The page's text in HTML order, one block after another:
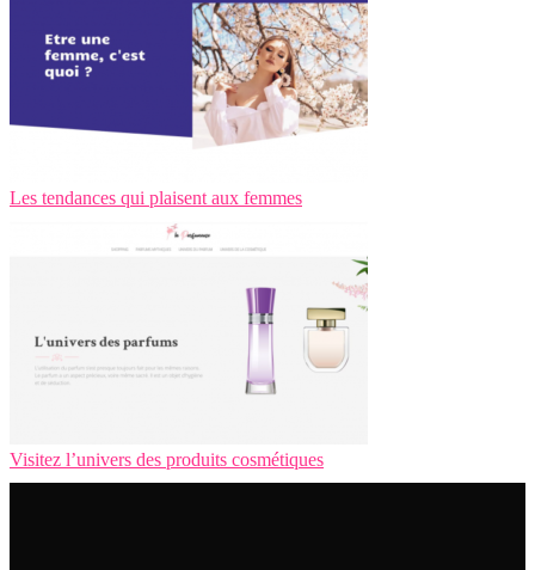
Les tendances qui plaisent aux femmes
Visitez l’univers des produits cosmétiques